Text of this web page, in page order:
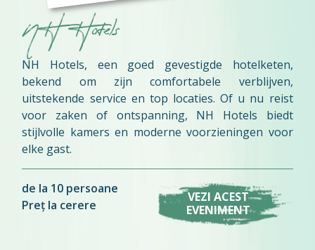
NH Hotels
NH Hotels, een goed gevestigde hotelketen,
bekend om zijn comfortabele verblijven,
uitstekende service en top locaties. Of u nu reist
voor zaken of ontspanning, NH Hotels biedt
stijlvolle kamers en moderne voorzieningen voor
elke gast.
de la 10 persoane
Preț la cerere
VEZI ACEST
EVENIMENT